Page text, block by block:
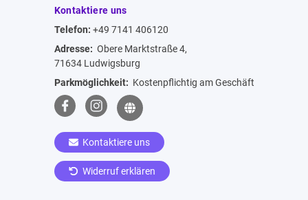
Kontaktiere uns
Telefon: +49 7141 406120
Adresse: Obere Marktstraße 4,
71634 Ludwigsburg
Parkmöglichkeit: Kostenpflichtig am Geschäft
Kontaktiere uns
Widerruf erklären